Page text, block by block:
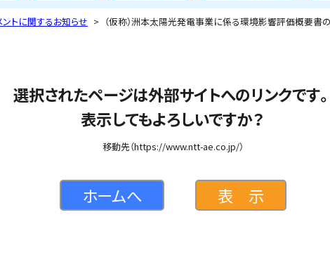
トに関するお知らせ （仮称）洲本太陽光発電事業に係る環境影響評価概要書
選択されたページは外部サイトへのリンクです。
表示してもよろしいですか？
移動先（https://www.ntt-ae.co.jp/）
ホームへ 表 示